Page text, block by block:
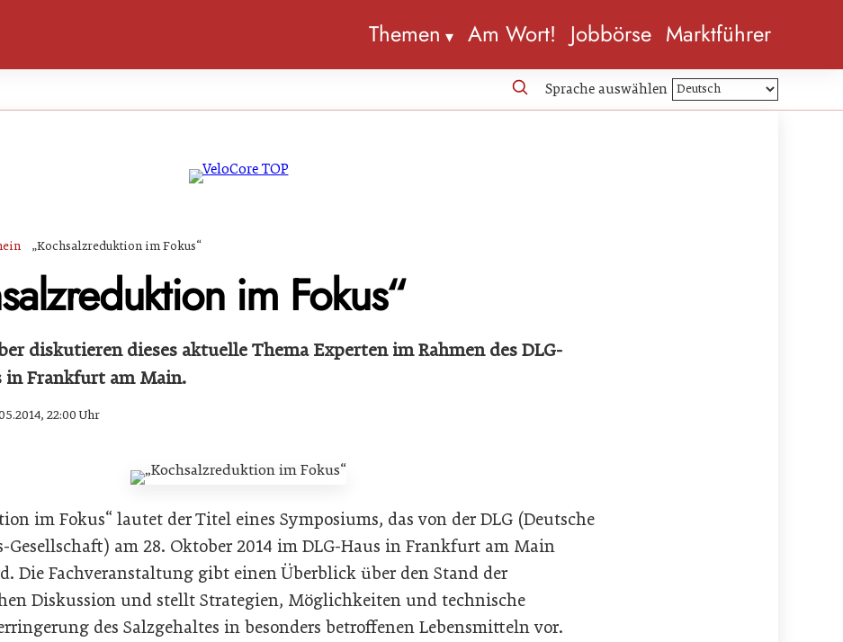
Themen Am Wort! Jobbörse Marktführer
Sprache auswählen
„Kochsalzreduktion im Fokus“
im Fokus“
diskutieren dieses aktuelle Thema Experten im Rahmen des DLG-
in Frankfurt am Main.
22:00 Uhr
im Fokus“ lautet der Titel eines Symposiums, das von der DLG (Deutsche
am 28. Oktober 2014 im DLG-Haus in Frankfurt am Main
Die Fachveranstaltung gibt einen Überblick über den Stand der
Diskussion und stellt Strategien, Möglichkeiten und technische
des Salzgehaltes in besonders betroffenen Lebensmitteln vor.